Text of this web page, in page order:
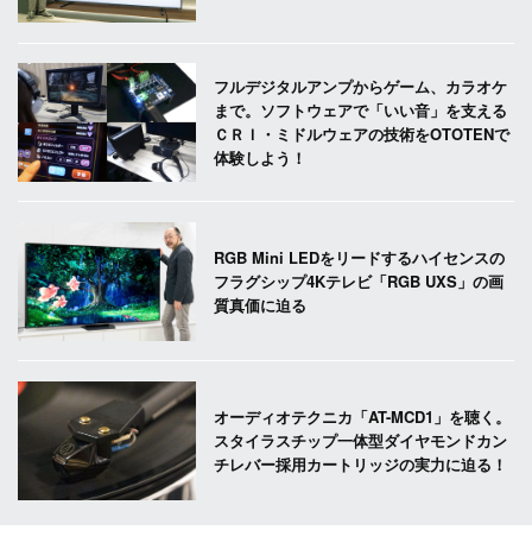
フルデジタルアンプからゲーム、カラオケ
まで。ソフトウェアで「いい音」を支える
ＣＲＩ・ミドルウェアの技術をOTOTENで
体験しよう！
RGB Mini LEDをリードするハイセンスの
フラグシップ4Kテレビ「RGB UXS」の画
質真価に迫る
オーディオテクニカ「AT-MCD1」を聴く。
スタイラスチップ一体型ダイヤモンドカン
チレバー採用カートリッジの実力に迫る！